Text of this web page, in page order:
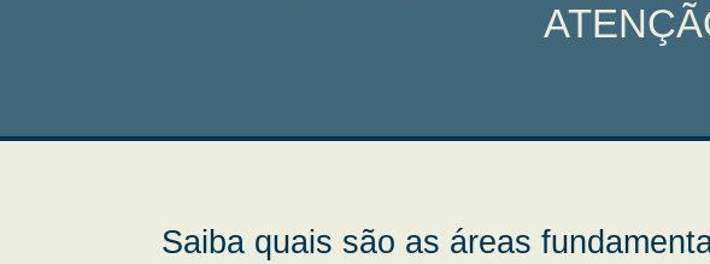
Saiba quais são as áreas